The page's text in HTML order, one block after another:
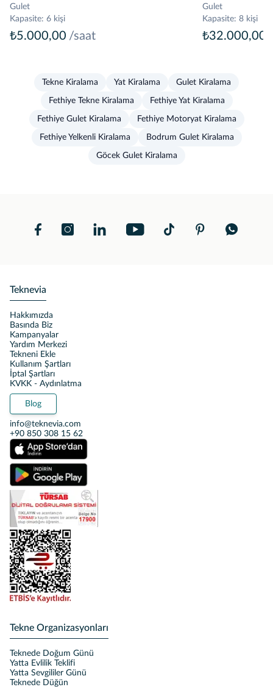
Gulet
Kapasite: 6 kişi
₺5.000,00 /saat
Gulet
Kapasite: 8 kişi
₺32.000,00
Tekne Kiralama Yat Kiralama Gulet Kiralama
Fethiye Tekne Kiralama Fethiye Yat Kiralama
Fethiye Gulet Kiralama Fethiye Motoryat Kiralama
Fethiye Yelkenli Kiralama Bodrum Gulet Kiralama
Göcek Gulet Kiralama
Teknevia
Hakkımızda
Basında Biz
Kampanyalar
Yardım Merkezi
Tekneni Ekle
Kullanım Şartları
İptal Şartları
KVKK - Aydınlatma
Blog
info@teknevia.com
+90 850 308 15 62
Tekne Organizasyonları
Teknede Doğum Günü
Yatta Evlilik Teklifi
Yatta Sevgililer Günü
Teknede Düğün